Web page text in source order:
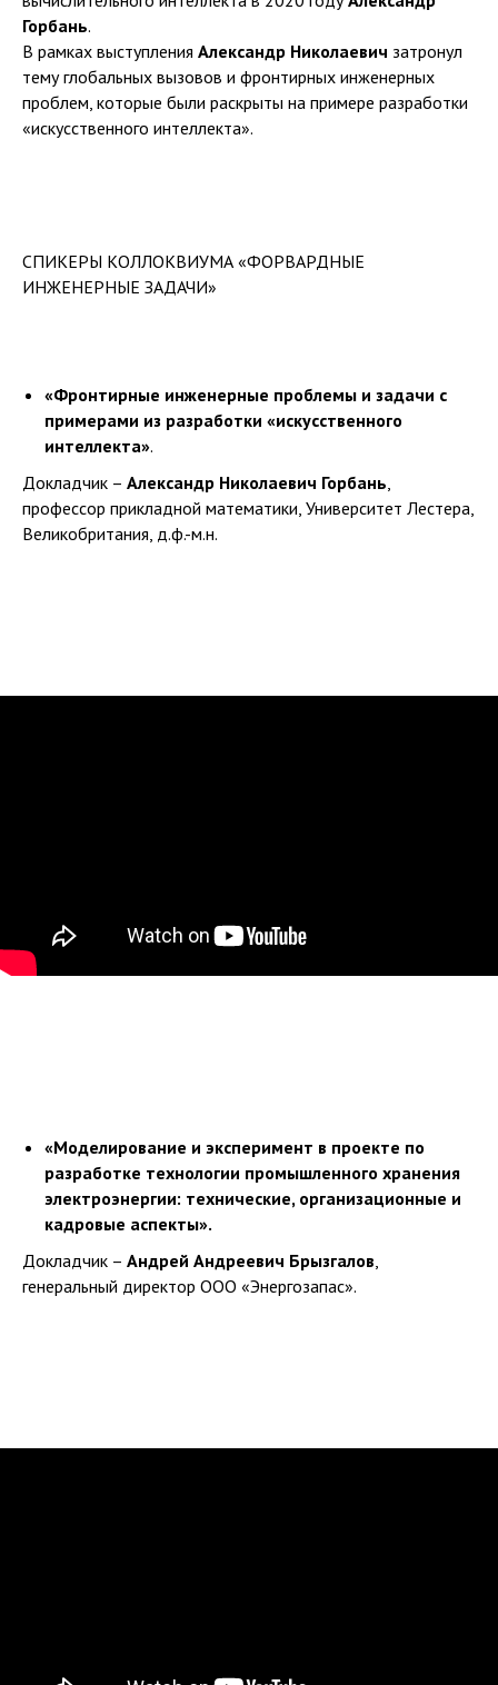
Горбань.
В рамках выступления Александр Николаевич затронул
тему глобальных вызовов и фронтирных инженерных
проблем, которые были раскрыты на примере разработки
«искусственного интеллекта».
СПИКЕРЫ КОЛЛОКВИУМА «ФОРВАРДНЫЕ
ИНЖЕНЕРНЫЕ ЗАДАЧИ»
«Фронтирные инженерные проблемы и задачи с
примерами из разработки «искусственного
интеллекта».
Докладчик – Александр Николаевич Горбань,
профессор прикладной математики, Университет Лестера,
Великобритания, д.ф.-м.н.
«Моделирование и эксперимент в проекте по
разработке технологии промышленного хранения
электроэнергии: технические, организационные и
кадровые аспекты».
Докладчик – Андрей Андреевич Брызгалов,
генеральный директор ООО «Энергозапас».